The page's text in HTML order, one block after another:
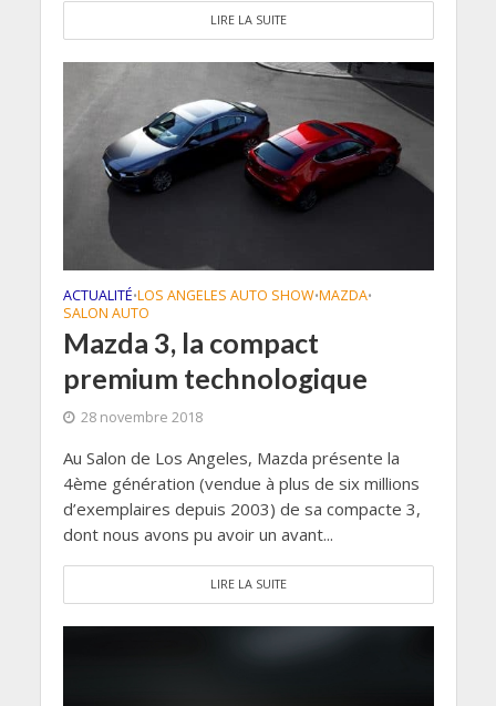
LIRE LA SUITE
ACTUALITÉ•LOS ANGELES AUTO SHOW•MAZDA•
SALON AUTO
Mazda 3, la compact
premium technologique
28 novembre 2018
Au Salon de Los Angeles, Mazda présente la
4ème génération (vendue à plus de six millions
d’exemplaires depuis 2003) de sa compacte 3,
dont nous avons pu avoir un avant...
LIRE LA SUITE